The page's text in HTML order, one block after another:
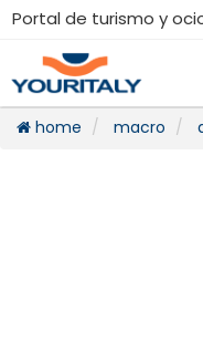
Portal de turismo y
home macro